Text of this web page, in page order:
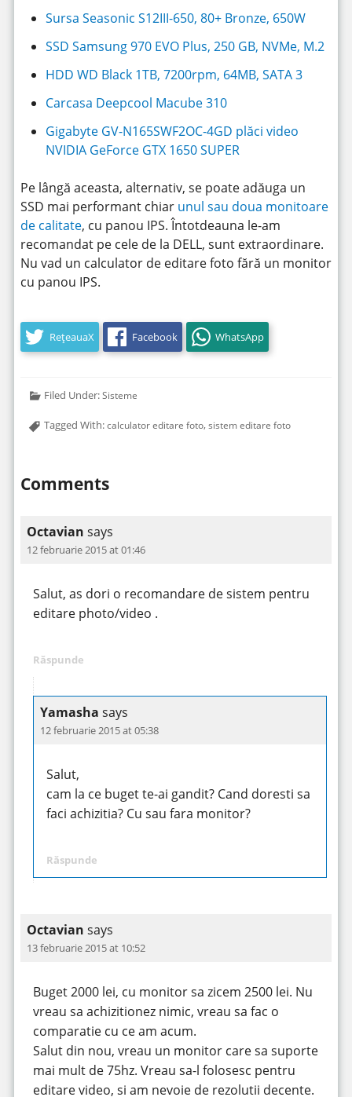
Sursa Seasonic S12III-650, 80+ Bronze, 650W
SSD Samsung 970 EVO Plus, 250 GB, NVMe, M.2
HDD WD Black 1TB, 7200rpm, 64MB, SATA 3
Carcasa Deepcool Macube 310
Gigabyte GV-N165SWF2OC-4GD plăci video
NVIDIA GeForce GTX 1650 SUPER
Pe lângă aceasta, alternativ, se poate adăuga un
SSD mai performant chiar unul sau doua monitoare
de calitate, cu panou IPS. Întotdeauna le-am
recomandat pe cele de la DELL, sunt extraordinare.
Nu vad un calculator de editare foto fără un monitor
cu panou IPS.
RețeauaX Facebook WhatsApp
Filed Under:Sisteme
Tagged With:calculator editare foto,sistem editare foto
Comments
Octavian says
12 februarie 2015 at 01:46
Salut, as dori o recomandare de sistem pentru
editare photo/video .
Răspunde
Yamasha says
12 februarie 2015 at 05:38
Salut,
cam la ce buget te-ai gandit? Cand doresti sa
faci achizitia? Cu sau fara monitor?
Răspunde
Octavian says
13 februarie 2015 at 10:52
Buget 2000 lei, cu monitor sa zicem 2500 lei. Nu
vreau sa achizitionez nimic, vreau sa fac o
comparatie cu ce am acum.
Salut din nou, vreau un monitor care sa suporte
mai mult de 75hz. Vreau sa-l folosesc pentru
editare video, si am nevoie de rezolutii decente.